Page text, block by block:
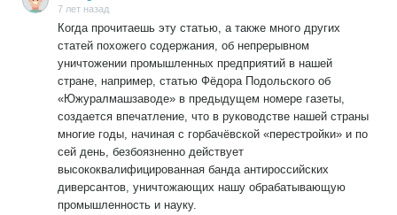
7 лет назад
Когда прочитаешь эту статью, а также много других
статей похожего содержания, об непрерывном
уничтожении промышленных предприятий в нашей
стране, например, статью Фёдора Подольского об
«Южуралмашзаводе» в предыдущем номере газеты,
создается впечатление, что в руководстве нашей страны
многие годы, начиная с горбачёвской «перестройки» и по
сей день, безбоязненно действует
высококвалифицированная банда антироссийских
диверсантов, уничтожающих нашу обрабатывающую
промышленность и науку.